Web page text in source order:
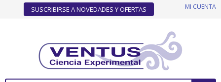
SUSCRIBIRSE A NOVEDADES Y OFERTAS MI CUENTA